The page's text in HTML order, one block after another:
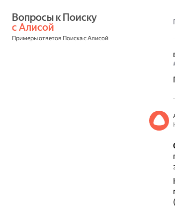
с Алисой
Примеры ответов Поиска с Алисой